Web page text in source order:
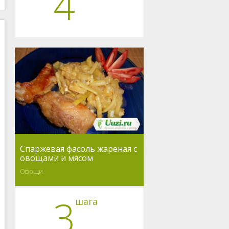
Спаржевая фасоль жареная с
овощами и мясом
Овощи
3 шага